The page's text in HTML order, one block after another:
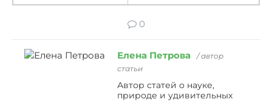
0
Елена Петрова
/ автор
статьи
Автор статей о науке,
природе и удивительных